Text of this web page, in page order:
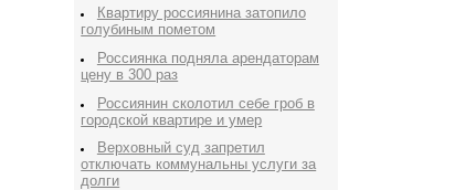
Квартиру россиянина затопило
голубиным пометом
Россиянка подняла арендаторам
цену в 300 раз
Россиянин сколотил себе гроб в
городской квартире и умер
Верховный суд запретил
отключать коммунальны услуги за
долги